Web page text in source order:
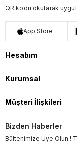
QR kodu okutarak
App Store
Hesabım
Kurumsal
Müşteri İlişkileri
Bizden Haberler
Bültenimize Üye Olun !